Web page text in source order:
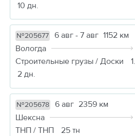
10 дн.
№205677 6 авг - 7 авг 1152 км
Вологда
Строительные грузы / Доски
2 дн.
№205678 6 авг 2359 км
Шексна
ТНП / ТНП
25 тн